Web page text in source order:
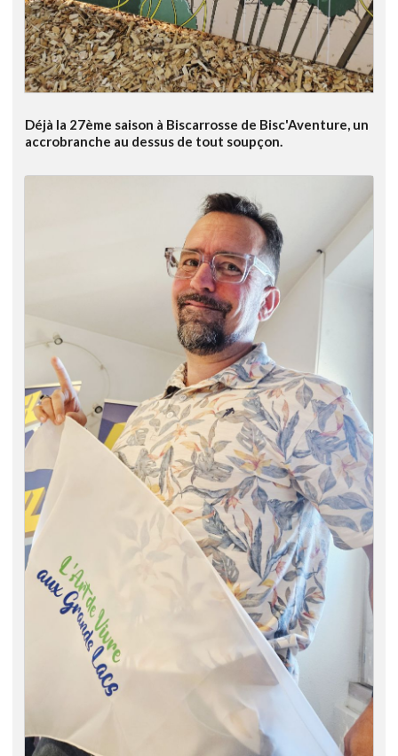
Déjà la 27ème saison à Biscarrosse de Bisc'Aventure, un
accrobranche au dessus de tout soupçon.